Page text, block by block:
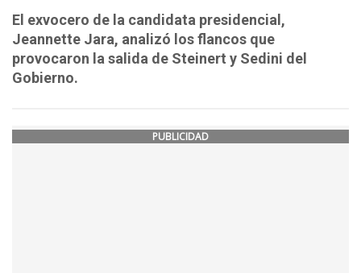
El exvocero de la candidata presidencial,
Jeannette Jara, analizó los flancos que
provocaron la salida de Steinert y Sedini del
Gobierno.
PUBLICIDAD